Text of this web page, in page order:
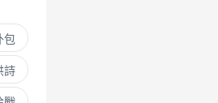
包
詩